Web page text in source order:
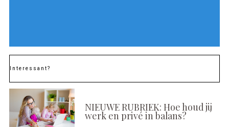
Interessant?
NIEUWE RUBRIEK: Hoe houd jij
werk en privé in balans?